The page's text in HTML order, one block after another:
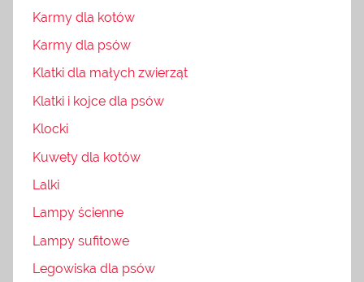
Karmy dla kotów
Karmy dla psów
Klatki dla małych zwierząt
Klatki i kojce dla psów
Klocki
Kuwety dla kotów
Lalki
Lampy ścienne
Lampy sufitowe
Legowiska dla psów